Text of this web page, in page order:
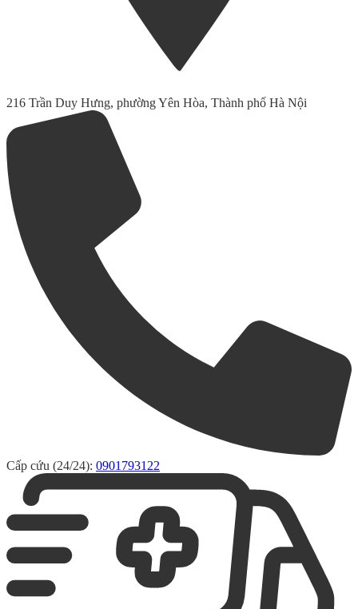
216 Trần Duy Hưng, phường Yên Hòa, Thành phố Hà Nội
Cấp cứu (24/24): 0901793122